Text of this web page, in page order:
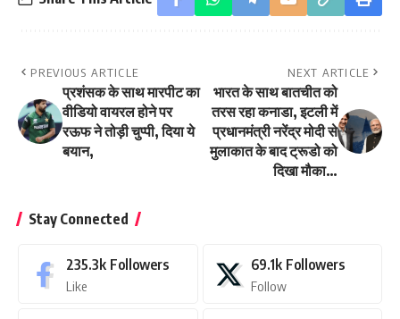
PREVIOUS ARTICLE
प्रशंसक के साथ मारपीट का
वीडियो वायरल होने पर
रऊफ ने तोड़ी चुप्पी, दिया ये
बयान,
NEXT ARTICLE
भारत के साथ बातचीत को
तरस रहा कनाडा, इटली में
प्रधानमंत्री नरेंद्र मोदी से
मुलाकात के बाद ट्रूडो को
दिखा मौका…
Stay Connected
235.3k Followers
Like
69.1k Followers
Follow